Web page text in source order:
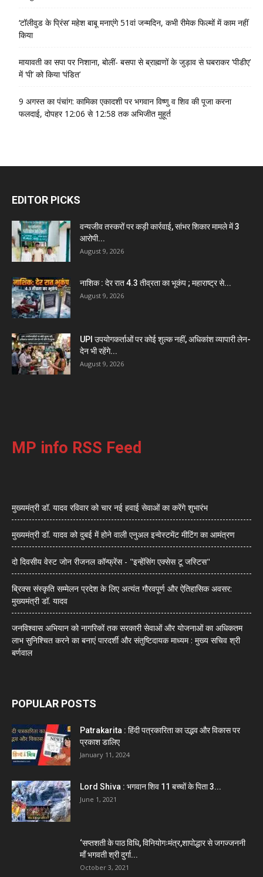
‘टॉलीवुड के प्रिंस’ महेश बाबू मनाएंगे 51वां जन्मदिन, कभी रीमेक फिल्मों में काम नहीं
किया
मायावती का सपा पर निशाना, बोलीं- बसपा से ब्राह्मणों के जुड़ाव से घबराकर ‘पीडीए’
में ‘पी’ को किया ‘पंडित’
9 अगस्त का पंचांग: कामिका एकादशी पर भगवान विष्णु व शिव की पूजा करना
फलदाई, दोपहर 12:06 से 12:58 तक अभिजीत मुहूर्त
EDITOR PICKS
वन्यजीव तस्करों पर कड़ी कार्रवाई, सांभर शिकार मामले में 3
आरोपी...
August 9, 2026
नाशिक : देर रात 4.3 तीव्रता का भूकंप ; महाराष्ट्र से...
August 9, 2026
UPI उपयोगकर्ताओं पर कोई शुल्क नहीं, अधिकांश व्यापारी लेन-
देन भी रहेंगे...
August 9, 2026
MP info RSS Feed
मुख्यमंत्री डॉ. यादव रविवार को चार नई हवाई सेवाओं का करेंगे शुभारंभ
मुख्यमंत्री डॉ. यादव को दुबई में होने वाली एनुअल इन्वेस्टमेंट मीटिंग का आमंत्रण
दो दिवसीय वेस्ट जोन रीजनल कॉन्फ्रेंस - "इन्हेंसिंग एक्सेस टू जस्टिस"
ब्रिक्स संस्कृति सम्मेलन प्रदेश के लिए अत्यंत गौरवपूर्ण और ऐतिहासिक अवसर:
मुख्यमंत्री डॉ. यादव
जनविश्वास अभियान को नागरिकों तक सरकारी सेवाओं और योजनाओं का अधिकतम
लाभ सुनिश्चित करने का बनाएं पारदर्शी और संतुष्टिदायक माध्यम : मुख्य सचिव श्री
बर्णवाल
POPULAR POSTS
Patrakarita : हिंदी पत्रकारिता का उद्भव और विकास पर
प्रकाश डालिए
January 11, 2024
Lord Shiva : भगवान शिव 11 बच्चों के पिता 3...
June 1, 2021
‘सप्तशती के पाठ विधि, विनियोगःमंत्र,शापोद्धार से जगज्जननी
माँ भगवती श्री दुर्गा...
October 3, 2021